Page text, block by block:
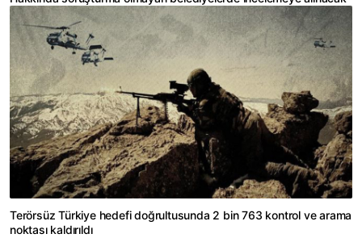
Terörsüz Türkiye hedefi doğrultusunda 2 bin 763 kontrol ve arama
noktası kaldırıldı